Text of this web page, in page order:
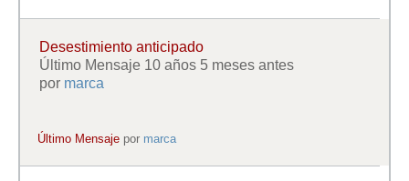
Desestimiento anticipado
Último Mensaje 10 años 5 meses antes
por marca
Último Mensaje por marca